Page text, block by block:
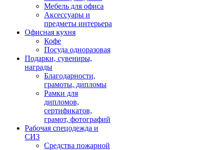
Мебель для офиса
Аксессуары и
предметы интерьера
Офисная кухня
Кофе
Посуда одноразовая
Подарки, сувениры,
награды
Благодарности,
грамоты, дипломы
Рамки для
дипломов,
сертификатов,
грамот, фотографий
Рабочая спецодежда и
СИЗ
Средства пожарной